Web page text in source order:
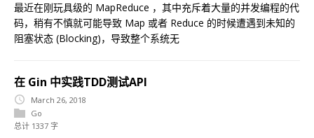
最近在刚玩具级的 MapReduce ，其中充斥着大量的并发编程的代
码，稍有不慎就可能导致 Map 或者 Reduce 的时候遭遇到未知的
阻塞状态 (Blocking)，导致整个系统无
在 Gin 中实践TDD测试API
March 26, 2018
Go
总计 1337 字